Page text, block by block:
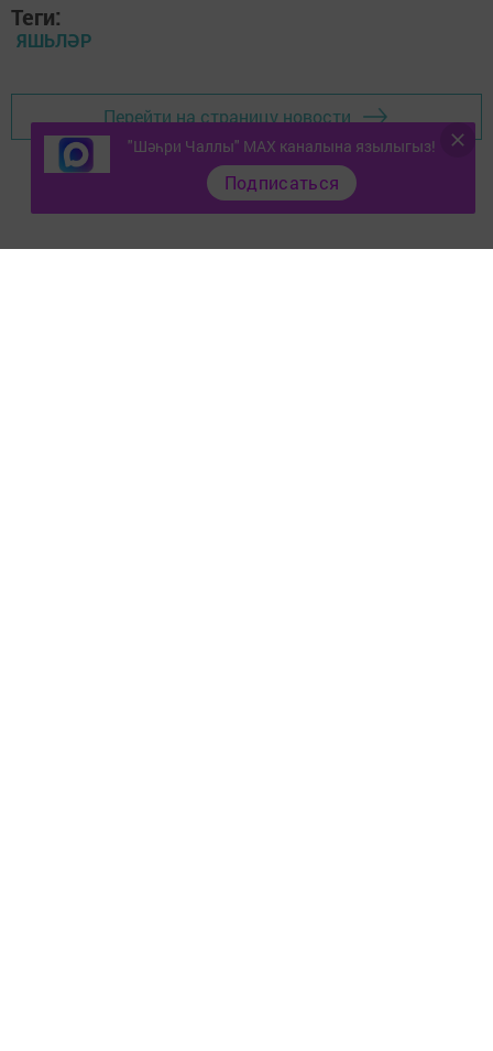
Теги:
ЯШЬЛӘР
Перейти на страницу новости
"Шәһри Чаллы" MAX каналына язылыгыз!
Подписаться